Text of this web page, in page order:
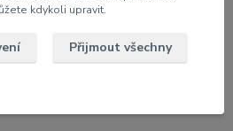
kdykoli upravit.
Přijmout všechny